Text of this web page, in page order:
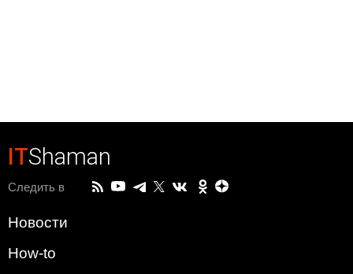
ITShaman
Следить в
Новости
How-to